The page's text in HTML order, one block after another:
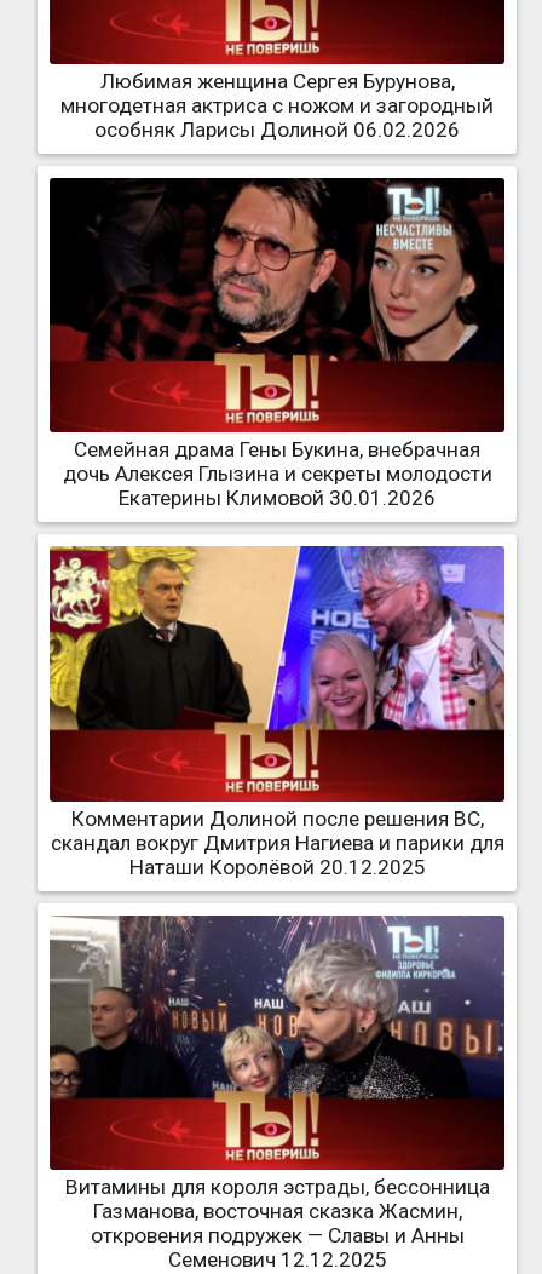
Любимая женщина Сергея Бурунова,
многодетная актриса с ножом и загородный
особняк Ларисы Долиной 06.02.2026
Семейная драма Гены Букина, внебрачная
дочь Алексея Глызина и секреты молодости
Екатерины Климовой 30.01.2026
Комментарии Долиной после решения ВС,
скандал вокруг Дмитрия Нагиева и парики для
Наташи Королёвой 20.12.2025
Витамины для короля эстрады, бессонница
Газманова, восточная сказка Жасмин,
откровения подружек — Славы и Анны
Семенович 12.12.2025